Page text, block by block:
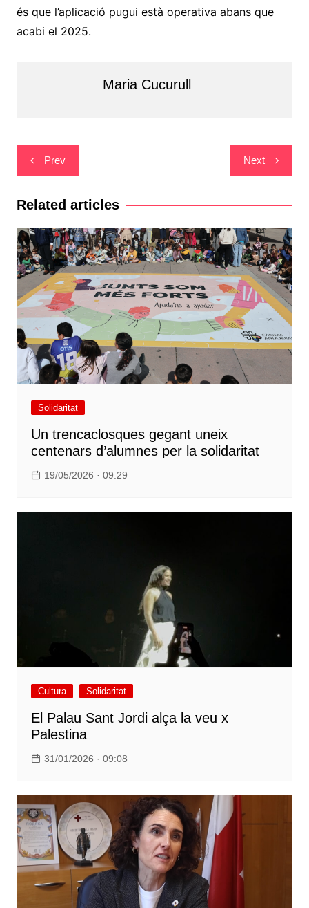
és que l’aplicació pugui està operativa abans que
acabi el 2025.
Maria Cucurull
Navegació
d'entrades
Prev Next
Related articles
Solidaritat
Un trencaclosques gegant uneix
centenars d’alumnes per la solidaritat
19/05/2026 · 09:29
Cultura Solidaritat
El Palau Sant Jordi alça la veu x
Palestina
31/01/2026 · 09:08